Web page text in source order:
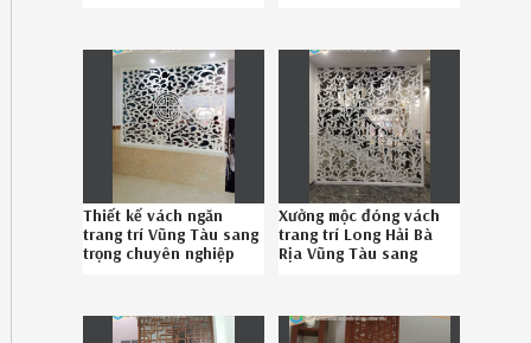
Thiết kế vách ngăn
trang trí Vũng Tàu sang
trọng chuyên nghiệp
Xưởng mộc đóng vách
trang trí Long Hải Bà
Rịa Vũng Tàu sang